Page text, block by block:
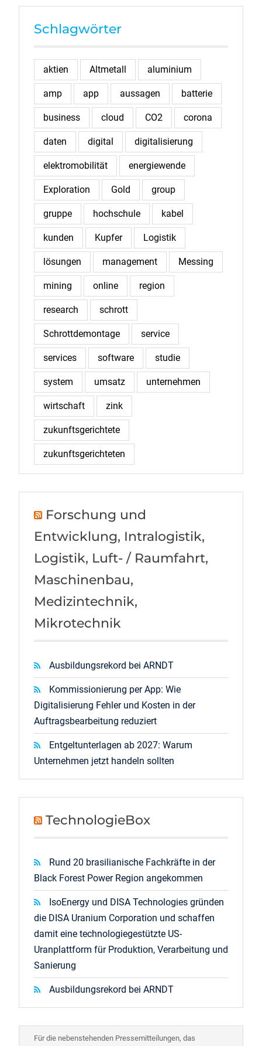
Schlagwörter
aktien Altmetall aluminium
amp app aussagen batterie
business cloud CO2 corona
daten digital digitalisierung
elektromobilität energiewende
Exploration Gold group
gruppe hochschule kabel
kunden Kupfer Logistik
lösungen management Messing
mining online region
research schrott
Schrottdemontage service
services software studie
system umsatz unternehmen
wirtschaft zink
zukunftsgerichtete
zukunftsgerichteten
Forschung und
Entwicklung, Intralogistik,
Logistik, Luft- / Raumfahrt,
Maschinenbau,
Medizintechnik,
Mikrotechnik
Ausbildungsrekord bei ARNDT
Kommissionierung per App: Wie
Digitalisierung Fehler und Kosten in der
Auftragsbearbeitung reduziert
Entgeltunterlagen ab 2027: Warum
Unternehmen jetzt handeln sollten
TechnologieBox
Rund 20 brasilianische Fachkräfte in der
Black Forest Power Region angekommen
IsoEnergy und DISA Technologies gründen
die DISA Uranium Corporation und schaffen
damit eine technologiegestützte US-
Uranplattform für Produktion, Verarbeitung und
Sanierung
Ausbildungsrekord bei ARNDT
Für die nebenstehenden Pressemitteilungen, das